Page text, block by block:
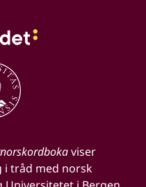
viser
i tråd med norsk